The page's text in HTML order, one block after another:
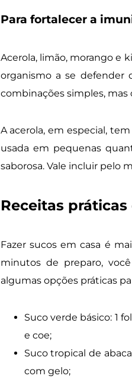
Para fortalecer a
Acerola, limão, morango e
organismo a se defender
combinações simples,
A acerola, em especial,
usada em pequenas
saborosa. Vale incluir pelo
Receitas
Fazer sucos em casa é
minutos de preparo,
algumas opções práticas
Suco verde básico: 1
e coe;
Suco tropical de
com gelo;